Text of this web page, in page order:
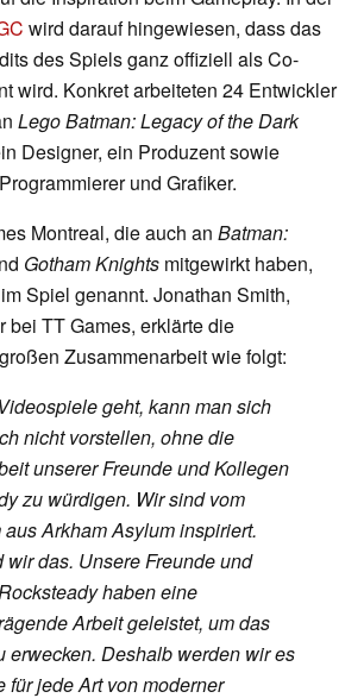
wird darauf hingewiesen, dass das
des Spiels ganz offiziell als Co-
wird. Konkret arbeiteten 24 Entwickler
Lego Batman: Legacy of the Dark
Designer, ein Produzent sowie
und Grafiker.
Montreal, die auch an Batman:
Gotham Knights mitgewirkt haben,
Spiel genannt. Jonathan Smith,
bei TT Games, erklärte die
Zusammenarbeit wie folgt:
geht, kann man sich
nicht vorstellen, ohne die
unserer Freunde und Kollegen
zu würdigen. Wir sind vom
Arkham Asylum inspiriert.
wir das. Unsere Freunde und
haben eine
Arbeit geleistet, um das
erwecken. Deshalb werden wir es
für jede Art von moderner